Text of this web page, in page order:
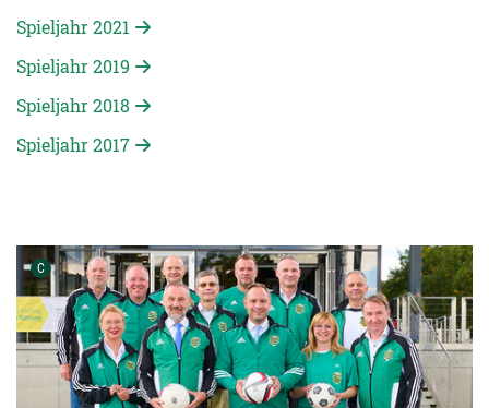
Spieljahr 2021
Spieljahr 2019
Spieljahr 2018
Spieljahr 2017
C Urheber der Grafik: